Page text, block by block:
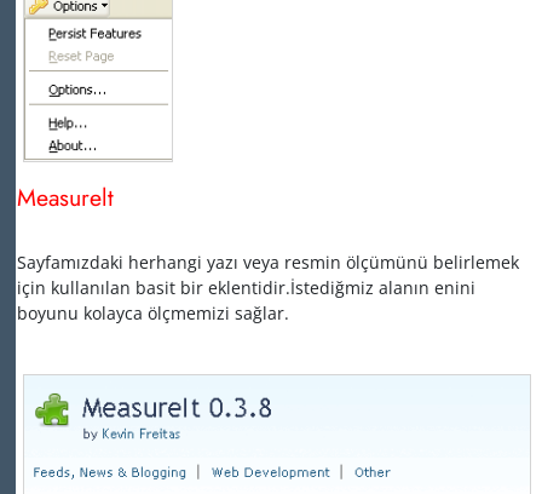
Measurelt
Sayfamızdaki herhangi yazı veya resmin ölçümünü belirlemek
için kullanılan basit bir eklentidir.İstediğmiz alanın enini
boyunu kolayca ölçmemizi sağlar.